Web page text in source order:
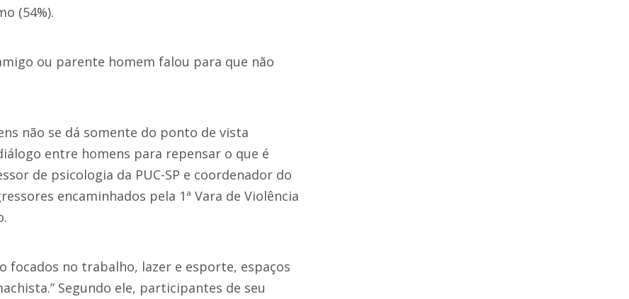
(54%).
ou parente homem falou para que não
não se dá somente do ponto de vista
entre homens para repensar o que é
de psicologia da PUC-SP e coordenador do
encaminhados pela 1ª Vara de Violência
focados no trabalho, lazer e esporte, espaços
Segundo ele, participantes de seu